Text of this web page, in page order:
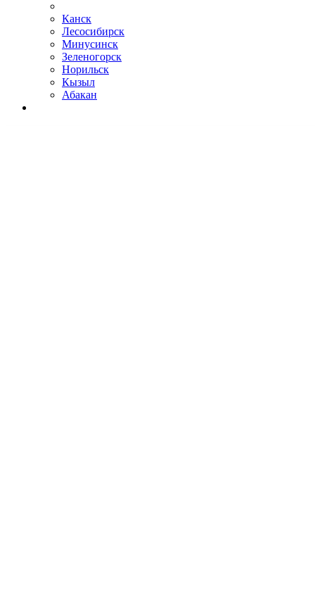
Канск
Лесосибирск
Минусинск
Зеленогорск
Норильск
Кызыл
Абакан